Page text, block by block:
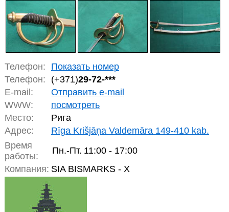
Телефон:
Показать номер
Телефон:
(+371)29-72-***
E-mail:
Отправить e-mail
WWW:
посмотреть
Место:
Рига
Адрес:
Rīga Krišjāņa Valdemāra 149-410 kab.
Время
работы:
Пн.-Пт. 11:00 - 17:00
Компания: SIA BISMARKS - X